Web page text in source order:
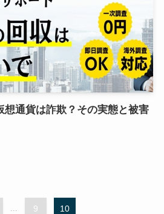
想通貨は詐欺？その実態と被害
9 10